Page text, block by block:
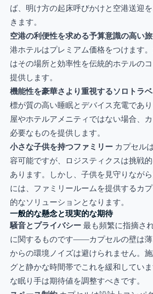
ば、明け方の起床呼びかけと空港送迎
きます。
空港の利便性を求める予算意識の高い
港ホテルはプレミアム価格をつけます
はその場所と効率性を伝統的ホテルの
提供します。
機能性を豪華さより重視するソロトラ
標が質の高い睡眠とデバイス充電であ
屋やホテルアメニティではない場合、
必要なものを提供します。
小さな子供を持つファミリー カプセル
容可能ですが、ロジスティクスは挑戦
あります。しかし、子供を見守りなが
には、ファミリールームを提供するカ
的なソリューションとなります。
一般的な懸念と現実的な期待
騒音とプライバシー最も頻繁に指摘さ
に関するものです——カプセルの壁は薄
からの環境ノイズは避けられません。
グと静かな時間帯でこれを緩和してい
な眠り手は期待値を調整すべきです。